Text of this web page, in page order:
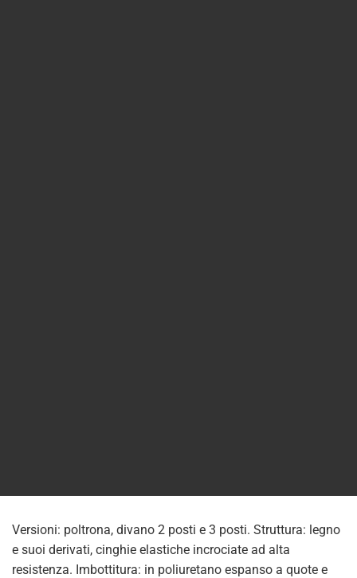
Versioni: poltrona, divano 2 posti e 3 posti. Struttura: legno
e suoi derivati, cinghie elastiche incrociate ad alta
resistenza. Imbottitura: in poliuretano espanso a quote e